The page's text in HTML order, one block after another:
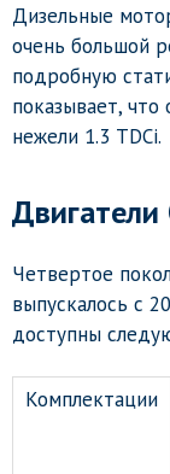
Дизельные
очень большой
подробную
показывает, что
нежели 1.3 TDCi.
Двигатели
Четвертое
выпускалось с
доступны
Комплектации